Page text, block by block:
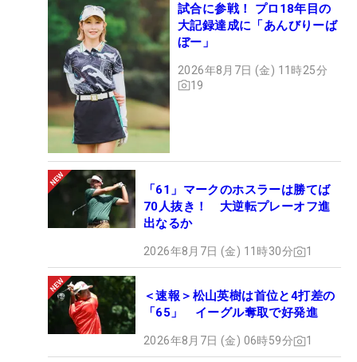
試合に参戦！ プロ18年目の
大記録達成に「あんびりーば
ぼー」
2026年8月7日 (金) 11時25分
19
「61」マークのホスラーは勝てば
70人抜き！ 大逆転プレーオフ進
出なるか
2026年8月7日 (金) 11時30分 1
＜速報＞松山英樹は首位と4打差の
「65」 イーグル奪取で好発進
2026年8月7日 (金) 06時59分 1